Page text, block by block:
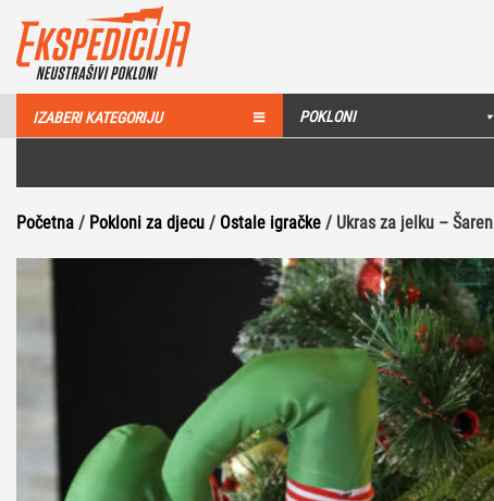
IZABERI KATEGORIJU POKLONI
Početna / Pokloni za djecu / Ostale igračke / Ukras za jelku –